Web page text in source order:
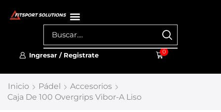
Ingresar / Registrate 0
Inicio Pádel
Accesorios
Caja De 100 Overgrips Vibor-A Liso